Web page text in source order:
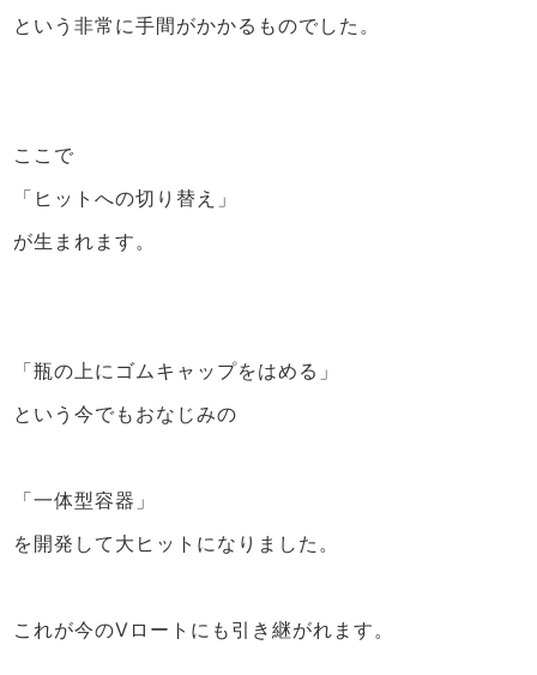
という非常に手間がかかるものでした。
ここで
「ヒットへの切り替え」
が生まれます。
「瓶の上にゴムキャップをはめる」
という今でもおなじみの
「一体型容器」
を開発して大ヒットになりました。
これが今のVロートにも引き継がれます。